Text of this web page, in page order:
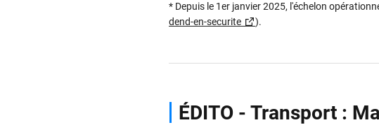
* Depuis le 1er janvier 2025, l'échelon
dend-en-securite
).
ÉDITO - Transport :